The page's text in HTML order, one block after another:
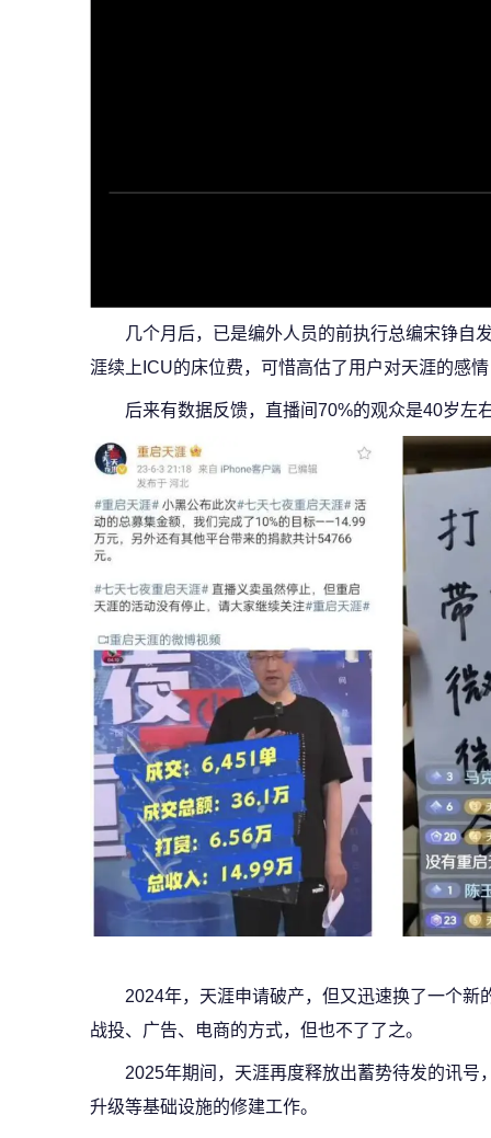
几个月后，已是编外人员的前执行总编宋铮自
涯续上ICU的床位费，可惜高估了用户对天涯的感
后来有数据反馈，直播间70%的观众是40岁左
2024年，天涯申请破产，但又迅速换了一个新
战投、广告、电商的方式，但也不了了之。
2025年期间，天涯再度释放出蓄势待发的讯号
升级等基础设施的修建工作。